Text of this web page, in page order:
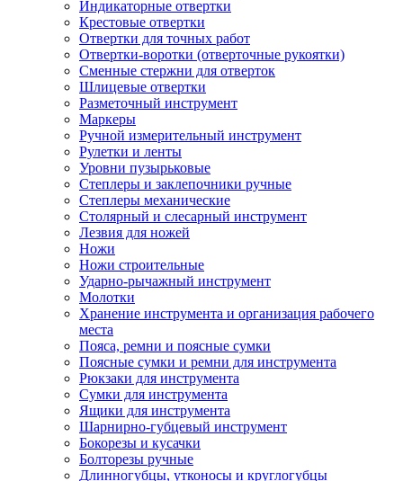
Индикаторные отвертки
Крестовые отвертки
Отвертки для точных работ
Отвертки-воротки (отверточные рукоятки)
Сменные стержни для отверток
Шлицевые отвертки
Разметочный инструмент
Маркеры
Ручной измерительный инструмент
Рулетки и ленты
Уровни пузырьковые
Степлеры и заклепочники ручные
Степлеры механические
Столярный и слесарный инструмент
Лезвия для ножей
Ножи
Ножи строительные
Ударно-рычажный инструмент
Молотки
Хранение инструмента и организация рабочего
места
Пояса, ремни и поясные сумки
Поясные сумки и ремни для инструмента
Рюкзаки для инструмента
Сумки для инструмента
Ящики для инструмента
Шарнирно-губцевый инструмент
Бокорезы и кусачки
Болторезы ручные
Длинногубцы, утконосы и круглогубцы